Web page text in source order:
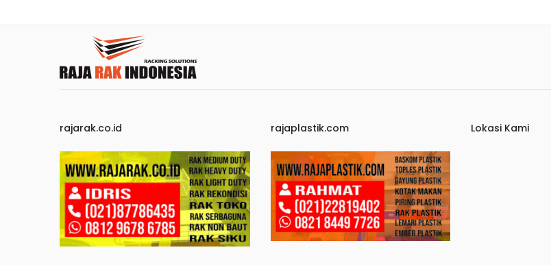
rajarak.co.id rajaplastik.com Lokasi Kami